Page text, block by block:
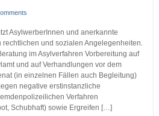
AsylwerberInnen und anerkannte
rechtlichen und sozialen Angelegenheiten.
im Asylverfahren Vorbereitung auf
und auf Verhandlungen vor dem
(in einzelnen Fällen auch Begleitung)
negative erstinstanzliche
Verfahren
Schubhaft) sowie Ergreifen […]